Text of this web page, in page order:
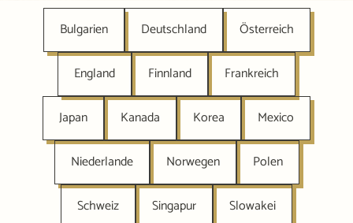
Bulgarien Deutschland Österreich
England Finnland Frankreich
Japan Kanada Korea Mexico
Niederlande Norwegen Polen
Schweiz Singapur Slowakei